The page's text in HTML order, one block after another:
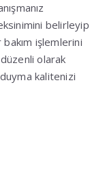
belirleyip
işlemlerini
düzenli olarak
kalitenizi